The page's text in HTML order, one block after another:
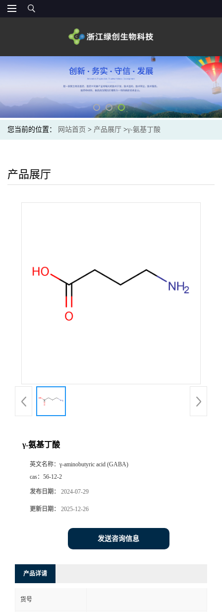
您当前的位置： 网站首页 > 产品展厅 >γ-氨基丁酸
产品展厅
γ-氨基丁酸
英文名称： γ-aminobutyric acid (GABA)
cas： 56-12-2
发布日期： 2024-07-29
更新日期： 2025-12-26
发送咨询信息
产品详请
货号